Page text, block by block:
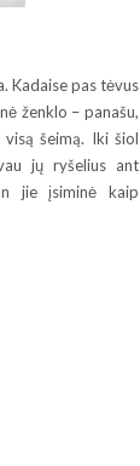
Kadaise pas tėvus
ženklo – panašu,
šeimą. Iki šiol
jų ryšelius ant
jie įsiminė kaip